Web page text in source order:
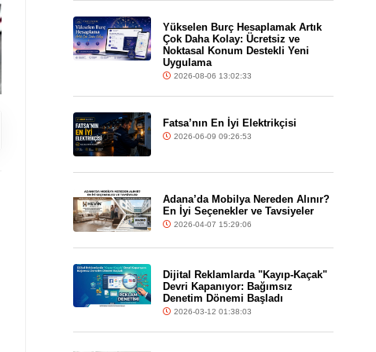
Yükselen Burç Hesaplamak Artık
Çok Daha Kolay: Ücretsiz ve
Noktasal Konum Destekli Yeni
Uygulama
2026-08-06 13:02:33
Fatsa’nın En İyi Elektrikçisi
2026-06-09 09:26:53
Adana’da Mobilya Nereden Alınır?
En İyi Seçenekler ve Tavsiyeler
2026-04-07 15:29:06
Dijital Reklamlarda "Kayıp-Kaçak"
Devri Kapanıyor: Bağımsız
Denetim Dönemi Başladı
2026-03-12 01:38:03